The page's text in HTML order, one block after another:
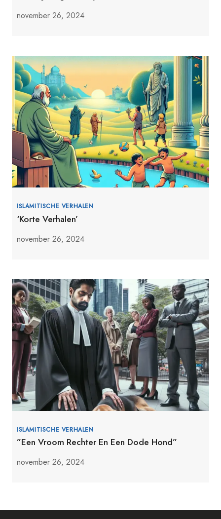
november 26, 2024
ISLAMITISCHE VERHALEN
‘Korte Verhalen’
november 26, 2024
ISLAMITISCHE VERHALEN
”Een Vroom Rechter En Een Dode Hond”
november 26, 2024